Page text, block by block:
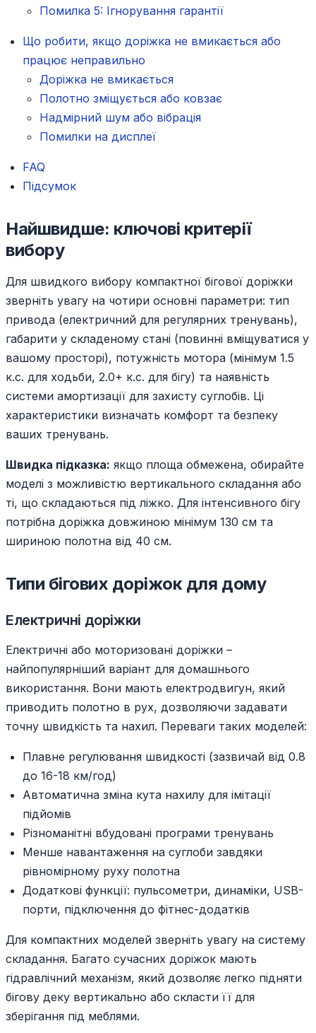
Помилка 5: Ігнорування гарантії
Що робити, якщо доріжка не вмикається або
працює неправильно
Доріжка не вмикається
Полотно зміщується або ковзає
Надмірний шум або вібрація
Помилки на дисплеї
FAQ
Підсумок
Найшвидше: ключові критерії
вибору
Для швидкого вибору компактної бігової доріжки
зверніть увагу на чотири основні параметри: тип
привода (електричний для регулярних тренувань),
габарити у складеному стані (повинні вміщуватися у
вашому просторі), потужність мотора (мінімум 1.5
к.с. для ходьби, 2.0+ к.с. для бігу) та наявність
системи амортизації для захисту суглобів. Ці
характеристики визначать комфорт та безпеку
ваших тренувань.
Швидка підказка: якщо площа обмежена, обирайте
моделі з можливістю вертикального складання або
ті, що складаються під ліжко. Для інтенсивного бігу
потрібна доріжка довжиною мінімум 130 см та
шириною полотна від 40 см.
Типи бігових доріжок для дому
Електричні доріжки
Електричні або моторизовані доріжки –
найпопулярніший варіант для домашнього
використання. Вони мають електродвигун, який
приводить полотно в рух, дозволяючи задавати
точну швидкість та нахил. Переваги таких моделей:
Плавне регулювання швидкості (зазвичай від 0.8
до 16-18 км/год)
Автоматична зміна кута нахилу для імітації
підйомів
Різноманітні вбудовані програми тренувань
Менше навантаження на суглоби завдяки
рівномірному руху полотна
Додаткові функції: пульсометри, динаміки, USB-
порти, підключення до фітнес-додатків
Для компактних моделей зверніть увагу на систему
складання. Багато сучасних доріжок мають
гідравлічний механізм, який дозволяє легко підняти
бігову деку вертикально або скласти її для
зберігання під меблями.